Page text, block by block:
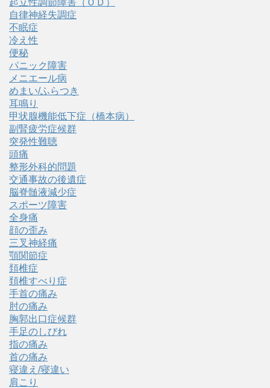
自律神経失調症
不眠症
冷え性
便秘
パニック障害
メニエール病
めまい/ふらつき
耳鳴り
甲状腺機能低下症（橋本病）
副腎疲労症候群
突発性難聴
頭痛
整形外科的問題
交通事故の後遺症
脳脊髄液減少症
スポーツ障害
全身痛
顔の歪み
三叉神経痛
顎関節症
頚椎症
頚椎すべり症
手首の痛み
肘の痛み
胸郭出口症候群
手足のしびれ
指の痛み
首の痛み
寝違え/寝違い
肩こり